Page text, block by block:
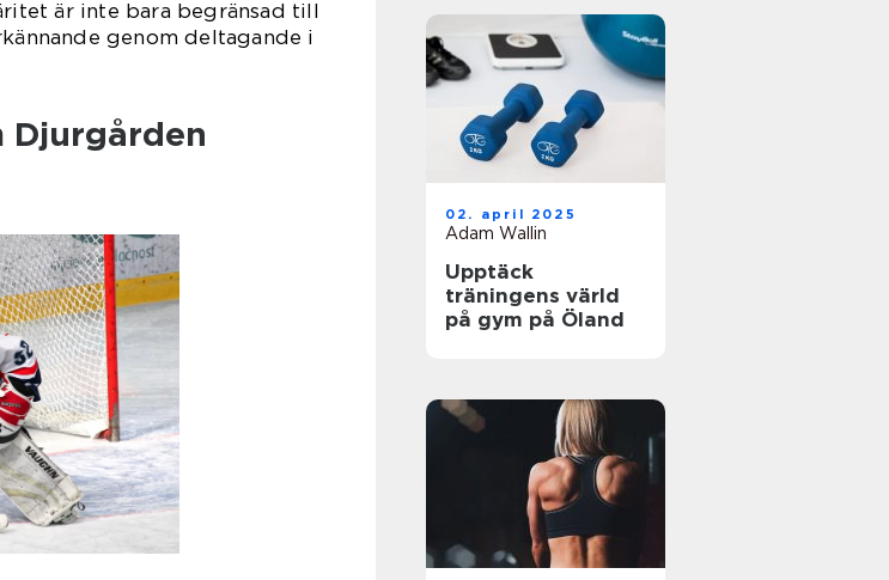
är inte bara begränsad till
genom deltagande i
Djurgården
02. april 2025
Adam Wallin
Upptäck
träningens värld
på gym på Öland